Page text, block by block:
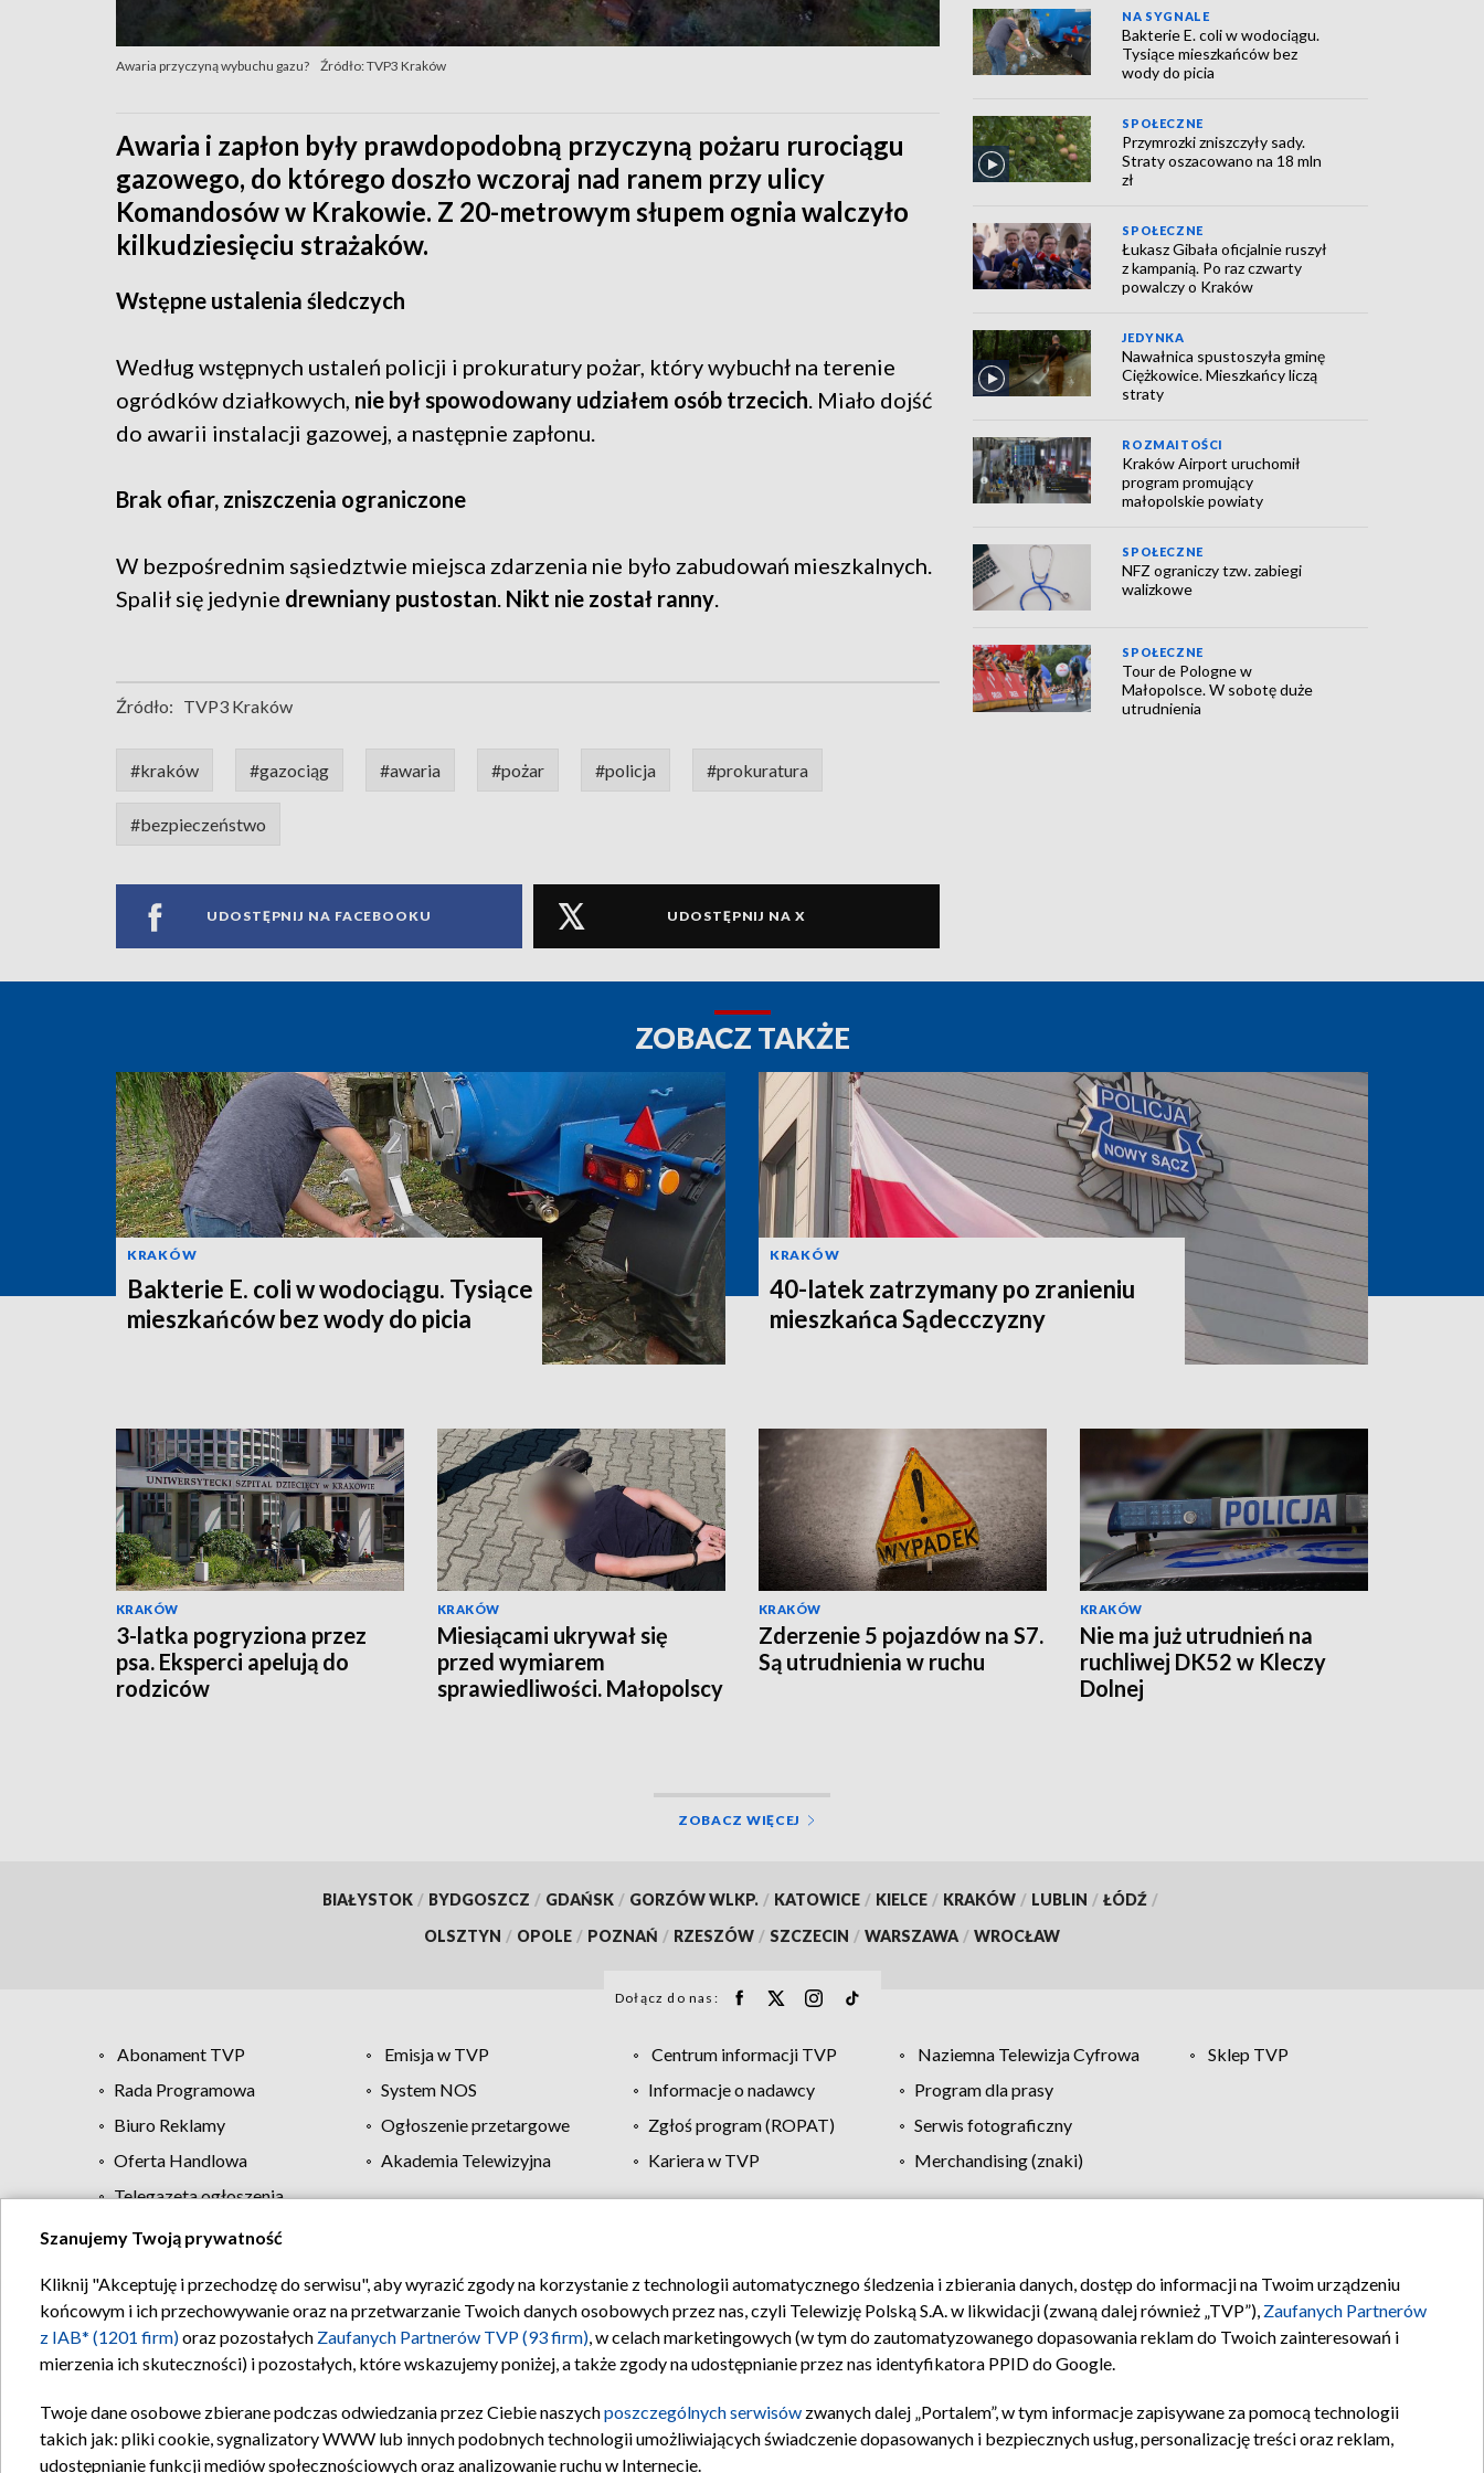
Awaria przyczyną wybuchu gazu? Źródło: TVP3 Kraków
Awaria i zapłon były prawdopodobną przyczyną pożaru rurociągu
gazowego, do którego doszło wczoraj nad ranem przy ulicy
Komandosów w Krakowie. Z 20-metrowym słupem ognia walczyło
kilkudziesięciu strażaków.
Wstępne ustalenia śledczych
Według wstępnych ustaleń policji i prokuratury pożar, który wybuchł na terenie
ogródków działkowych, nie był spowodowany udziałem osób trzecich . Miało dojść
do awarii instalacji gazowej, a następnie zapłonu.
Brak ofiar, zniszczenia ograniczone
W bezpośrednim sąsiedztwie miejsca zdarzenia nie było zabudowań mieszkalnych.
Spalił się jedynie drewniany pustostan Nikt nie został ranny
Źródło: TVP3 Kraków
#kraków #gazociąg #awaria #pożar #policja #prokuratura
#bezpieczeństwo
UDOSTĘPNIJ NA FACEBOOKU UDOSTĘPNIJ NA X
NA SYGNALE
Bakterie E. coli w wodociągu.
Tysiące mieszkańców bez
wody do picia
SPOŁECZNE
Przymrozki zniszczyły sady.
Straty oszacowano na 18 mln
zł
SPOŁECZNE
Łukasz Gibała oficjalnie ruszył
z kampanią. Po raz czwarty
powalczy o Kraków
JEDYNKA
Nawałnica spustoszyła gminę
Ciężkowice. Mieszkańcy liczą
straty
ROZMAITOŚCI
Kraków Airport uruchomił
program promujący
małopolskie powiaty
SPOŁECZNE
NFZ ograniczy tzw. zabiegi
walizkowe
SPOŁECZNE
Tour de Pologne w
Małopolsce. W sobotę duże
utrudnienia
ZOBACZ TAKŻE
KRAKÓW
Bakterie E. coli w wodociągu. Tysiące
mieszkańców bez wody do picia
KRAKÓW
40-latek zatrzymany po zranieniu
mieszkańca Sądecczyzny
KRAKÓW
3-latka pogryziona przez
psa. Eksperci apelują do
rodziców
KRAKÓW
Miesiącami ukrywał się
przed wymiarem
sprawiedliwości. Małopolscy
KRAKÓW
Zderzenie 5 pojazdów na S7.
Są utrudnienia w ruchu
KRAKÓW
Nie ma już utrudnień na
ruchliwej DK52 w Kleczy
Dolnej
ZOBACZ WIĘCEJ
BIAŁYSTOK / BYDGOSZCZ / GDAŃSK / GORZÓW WLKP. / KATOWICE / KIELCE / KRAKÓW / LUBLIN / ŁÓDŹ /
OLSZTYN / OPOLE / POZNAŃ / RZESZÓW / SZCZECIN / WARSZAWA / WROCŁAW
Dołącz do nas:
Abonament TVP Emisja w TVP Centrum informacji TVP Naziemna Telewizja Cyfrowa
Sklep TVP
Rada Programowa
System NOS Informacje o nadawcy
Program dla prasy
Biuro Reklamy
Ogłoszenie przetargowe Zgłoś program (ROPAT)
Serwis fotograficzny
Oferta Handlowa
Akademia Telewizyjna Kariera w TVP
Merchandising (znaki)
Telegazeta ogłoszenia
Regulamin TVP Polityka prywatności Moje zgody Pomoc Biuro reklamy Kontakt
Szanujemy Twoją prywatność
Kliknij "Akceptuję i przechodzę do serwisu", aby wyrazić zgody na korzystanie z technologii automatycznego śledzenia i zbierania danych, dostęp do informacji na Twoim urządzeniu
końcowym i ich przechowywanie oraz na przetwarzanie Twoich danych osobowych przez nas, czyli Telewizję Polską S.A. w likwidacji (zwaną dalej również „TVP”), Zaufanych Partnerów
z IAB* (1201 firm)oraz pozostałych Zaufanych Partnerów TVP (93 firm), w celach marketingowych (w tym do zautomatyzowanego dopasowania reklam do Twoich zainteresowań i
mierzenia ich skuteczności) i pozostałych, które wskazujemy poniżej, a także zgody na udostępnianie przez nas identyfikatora PPID do Google.
Twoje dane osobowe zbierane podczas odwiedzania przez Ciebie naszychposzczególnych serwisów zwanych dalej „Portalem”, w tym informacje zapisywane za pomocą technologii
takich jak: pliki cookie, sygnalizatory WWW lub innych podobnych technologii umożliwiających świadczenie dopasowanych i bezpiecznych usług, personalizację treści oraz reklam,
udostępnianie funkcji mediów społecznościowych oraz analizowanie ruchu w Internecie.